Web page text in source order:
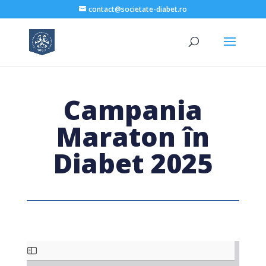
contact@societate-diabet.ro
Campania
Maraton în
Diabet 2025
to